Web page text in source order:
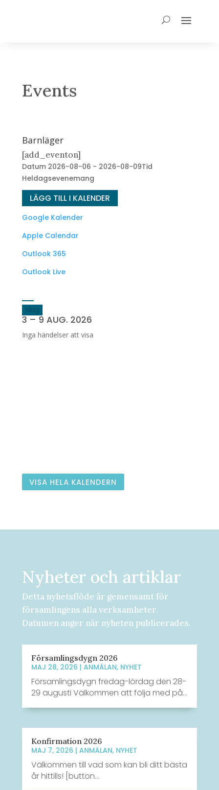
Events
Barnläger
[add_eventon]
Datum 2026-08-06 - 2026-08-09Tid
Heldagsevenemang
LÄGG TILL I KALENDER
Google Kalender
Apple Calendar
Outlook 365
Outlook Live
Idag
3 – 9 AUG. 2026
Inga händelser att visa
VISA HELA KALENDERN
Nyheter och artiklar
Detta nyhetsflöde är gemensamt för
församlingens alla verksamheter.
Datumen anger när nyheten publicerades.
Församlingsdygn 2026
MAJ 28, 2026 | ANMÄLAN, NYHET
Församlingsdygn fredag-lördag den 28-
29 augusti Välkommen att följa med på...
Konfirmation 2026
MAJ 7, 2026 | ANMÄLAN, NYHET
Välkommen till vad som kan bli ditt bästa
år hittills! [button...